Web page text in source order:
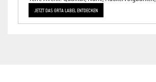
JETZT DAS GRTA LABEL ENTDECKEN